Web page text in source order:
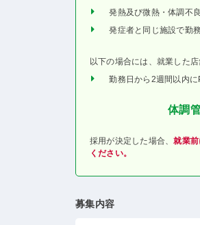
発熱及び微熱・体調不
発症者と同じ施設で勤
以下の場合には、就業した
勤務日から2週間以内
体調
採用が決定した場合、就業
ください。
募集内容